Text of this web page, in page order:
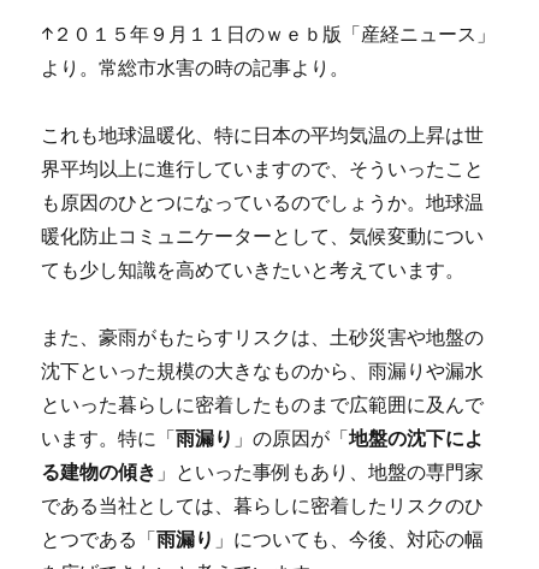
↑２０１５年９月１１日のｗｅｂ版「産経ニュース」
より。常総市水害の時の記事より。
これも地球温暖化、特に日本の平均気温の上昇は世
界平均以上に進行していますので、そういったこと
も原因のひとつになっているのでしょうか。地球温
暖化防止コミュニケーターとして、気候変動につい
ても少し知識を高めていきたいと考えています。
また、豪雨がもたらすリスクは、土砂災害や地盤の
沈下といった規模の大きなものから、雨漏りや漏水
といった暮らしに密着したものまで広範囲に及んで
います。特に「雨漏り 」の原因が「地盤の沈下によ
る建物の傾き 」といった事例もあり、地盤の専門家
である当社としては、暮らしに密着したリスクのひ
とつである「雨漏り 」についても、今後、対応の幅